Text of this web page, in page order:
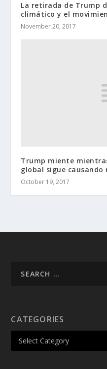
La retirada de Trump
climático y el
November 20, 2017
Trump miente
global sigue causando
October 19, 2017
CATEGORIES